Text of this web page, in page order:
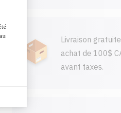
Livraison
achat de 100$
avant taxes.